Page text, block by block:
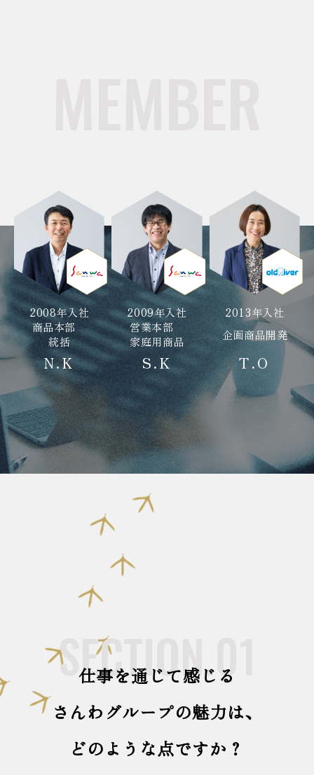
2008年入社
商品本部
統括
N.K
2009年入社
営業本部
家庭用商品
S.K
2013年入社
企画商品開発
T.O
SECTION.01
仕事を通じて感じる
さんわグループの魅力は、
どのような点ですか？